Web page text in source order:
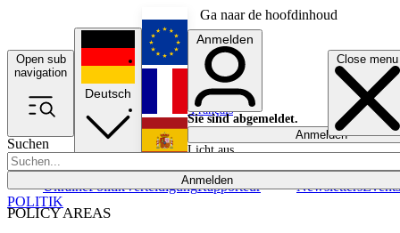
Ga naar de hoofdinhoud
Open sub
navigation
Close menu
Suchen
Anmelden
POLICY AREAS
UkrainePolitikVerteidigungRapporteur NewslettersEvents
Deutsch
English
Français
Anmelden
Sie sind abgemeldet.
Anmelden
Licht aus
POLITIK